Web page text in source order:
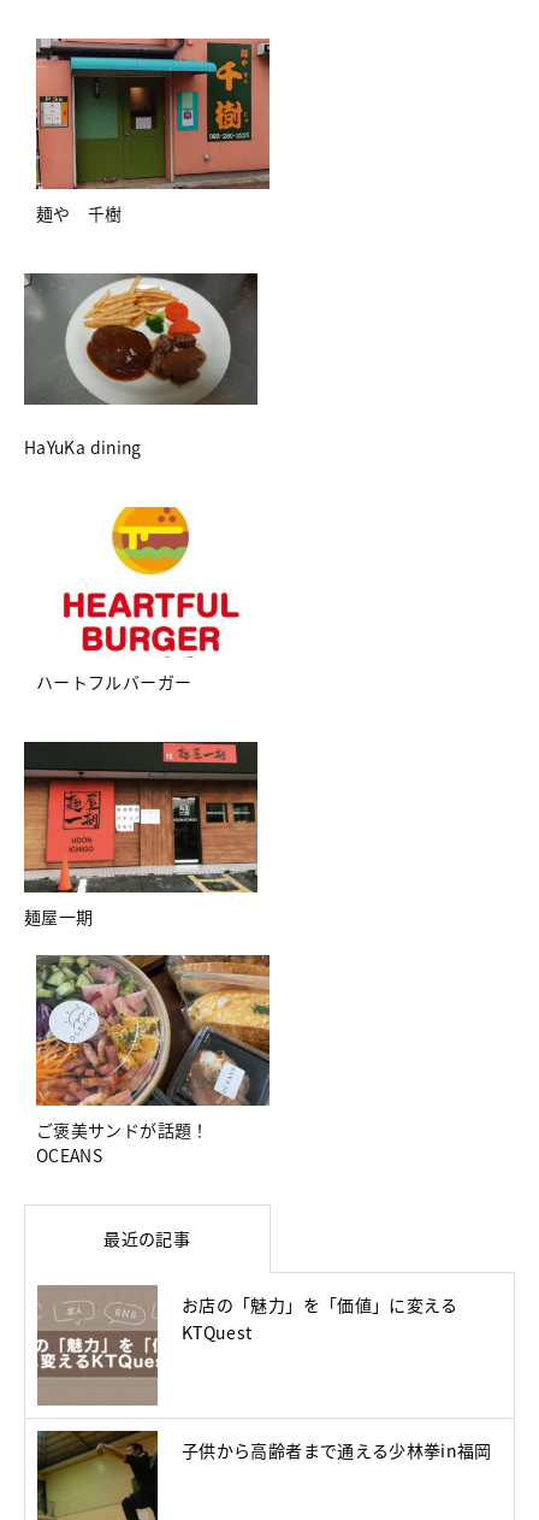
麺や 千樹
HaYuKa dining
ハートフルバーガー
麺屋一期
ご褒美サンドが話題！
OCEANS
最近の記事
お店の「魅力」を「価値」に変える
KTQuest
子供から高齢者まで通える少林拳in福岡